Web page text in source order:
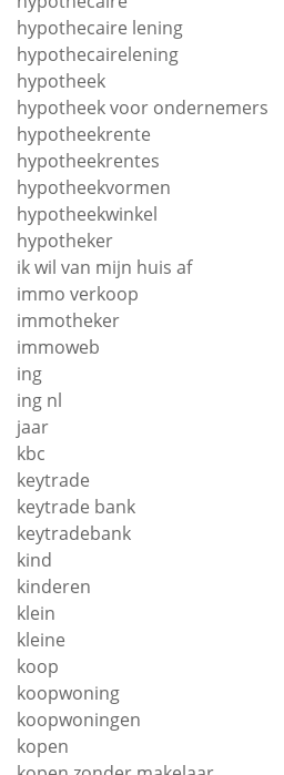
hypothecaire lening
hypothecairelening
hypotheek
hypotheek voor ondernemers
hypotheekrente
hypotheekrentes
hypotheekvormen
hypotheekwinkel
hypotheker
ik wil van mijn huis af
immo verkoop
immotheker
immoweb
ing
ing nl
jaar
kbc
keytrade
keytrade bank
keytradebank
kind
kinderen
klein
kleine
koop
koopwoning
koopwoningen
kopen